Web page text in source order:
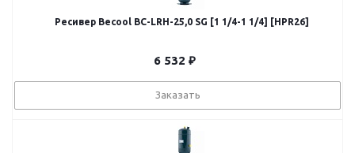
Ресивер Becool BC-LRH-25,0 SG [1 1/4-1 1/4] [HPR26]
6 532 ₽
Заказать